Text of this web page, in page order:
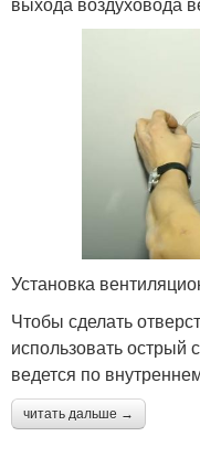
Установка
Чтобы сделать
использовать острый
ведется по
читать дальше →